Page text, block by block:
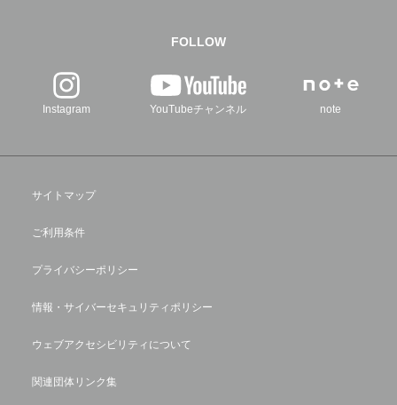
FOLLOW
Instagram YouTubeチャンネル note
サイトマップ
ご利用条件
プライバシーポリシー
情報・サイバーセキュリティポリシー
ウェブアクセシビリティについて
関連団体リンク集